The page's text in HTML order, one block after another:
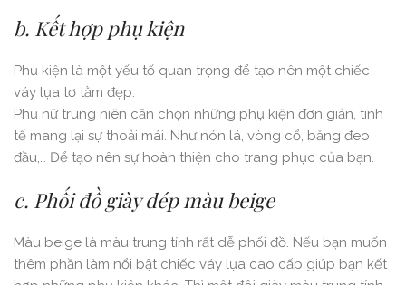
b. Kết hợp phụ kiện
Phụ kiện là một yếu tố quan trọng để tạo nên một chiếc
váy lụa tơ tằm đẹp.
Phụ nữ trung niên cần chọn những phụ kiện đơn giản, tinh
tế mang lại sự thoải mái. Như nón lá, vòng cổ, băng đeo
đầu,… Để tạo nên sự hoàn thiện cho trang phục của bạn.
c. Phối đồ giày dép màu beige
Màu beige là màu trung tính rất dễ phối đồ. Nếu bạn muốn
thêm phần làm nổi bật chiếc váy lụa cao cấp giúp bạn kết